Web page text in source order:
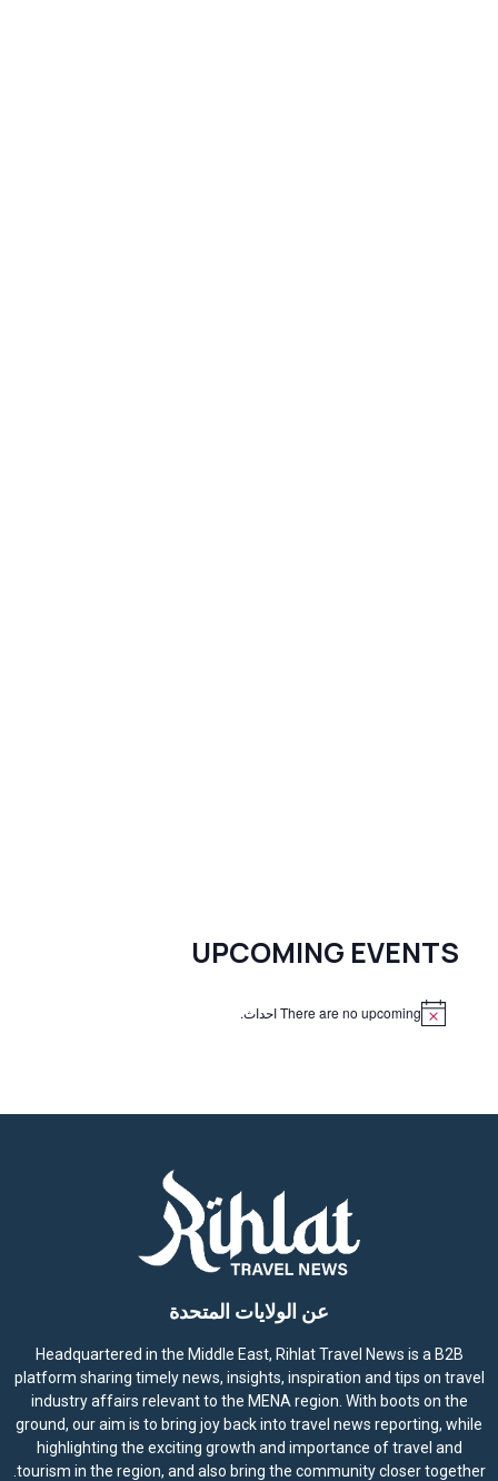
UPCOMING EVENTS
There are no upcoming احداث.
عن الولايات المتحدة
Headquartered in the Middle East, Rihlat Travel News is a B2B
platform sharing timely news, insights, inspiration and tips on travel
industry affairs relevant to the MENA region. With boots on the
ground, our aim is to bring joy back into travel news reporting, while
highlighting the exciting growth and importance of travel and
tourism in the region, and also bring the community closer together.